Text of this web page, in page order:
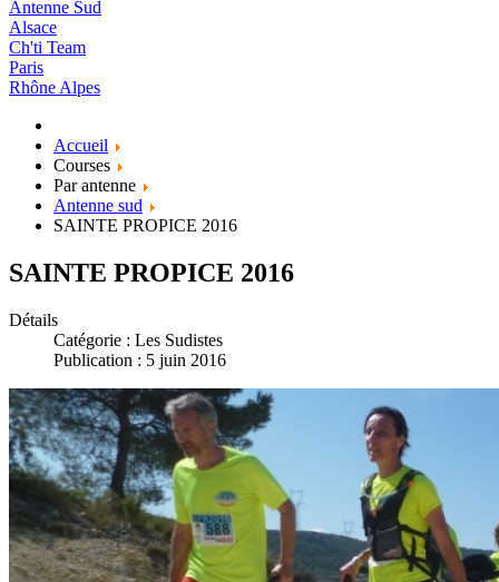
Antenne Sud
Alsace
Ch'ti Team
Paris
Rhône Alpes
Accueil
Courses
Par antenne
Antenne sud
SAINTE PROPICE 2016
SAINTE PROPICE 2016
Détails
Catégorie : Les Sudistes
Publication : 5 juin 2016